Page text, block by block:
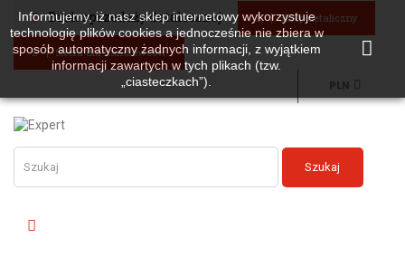
Brak sprzedaży detalicznej Sklep detaliczny
Strefa dla handlowców
PLN
Szukaj
Informujemy, iż nasz sklep internetowy wykorzystuje
technologię plików cookies a jednocześnie nie zbiera w
sposób automatyczny żadnych informacji, z wyjątkiem
informacji zawartych w tych plikach (tzw.
„ciasteczkach”).